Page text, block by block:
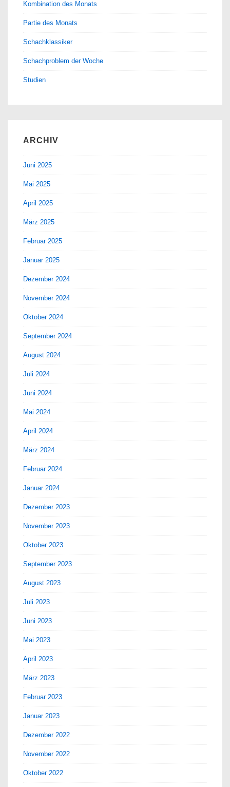
Kombination des Monats
Partie des Monats
Schachklassiker
Schachproblem der Woche
Studien
ARCHIV
Juni 2025
Mai 2025
April 2025
März 2025
Februar 2025
Januar 2025
Dezember 2024
November 2024
Oktober 2024
September 2024
August 2024
Juli 2024
Juni 2024
Mai 2024
April 2024
März 2024
Februar 2024
Januar 2024
Dezember 2023
November 2023
Oktober 2023
September 2023
August 2023
Juli 2023
Juni 2023
Mai 2023
April 2023
März 2023
Februar 2023
Januar 2023
Dezember 2022
November 2022
Oktober 2022